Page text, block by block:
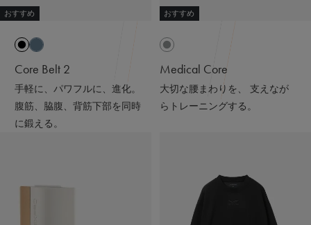
くれるなど、日々の疲れや緊張を和らげてくれる優れもの
❤️
着心地も抜群なんだよー😍
ストレッチがきいていて吸水速乾性もあって
@sixpad_official
ギフトにもおすすめだよ🎁💝
おすすめ
Core Belt 2
手軽に、パワフルに、進化。
腹筋、脇腹、背筋下部を同時
に鍛える。
おすすめ
Medical Core
大切な腰まわりを、 支えなが
らトレーニングする。